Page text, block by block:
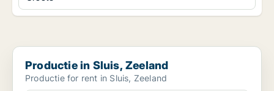
Productie in Sluis, Zeeland
Productie in Sluis, Zeeland
Productie for rent in Sluis, Zeeland